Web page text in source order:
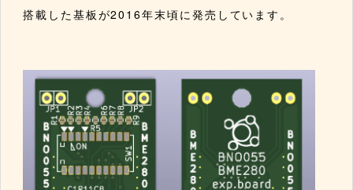
搭載した基板が2016年末頃に発売しています。